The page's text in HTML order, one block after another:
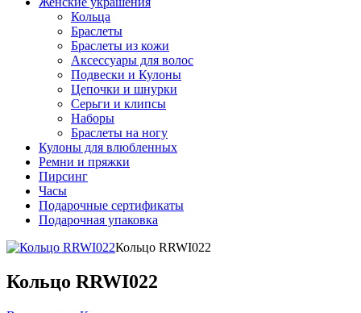
Кольца
Браслеты
Браслеты из кожи
Аксессуары для волос
Подвески и Кулоны
Цепочки и шнурки
Серьги и клипсы
Наборы
Браслеты на ногу
Кулоны для влюбленных
Ремни и пряжки
Пирсинг
Часы
Подарочные сертификаты
Подарочная упаковка
Кольцо RRWI022
Кольцо RRWI022